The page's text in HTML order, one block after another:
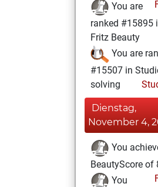
You are
ranked #15895
Fritz Beauty
You are
#15507 in
solving
Dienstag,
November 4,
You
BeautyScore of
You